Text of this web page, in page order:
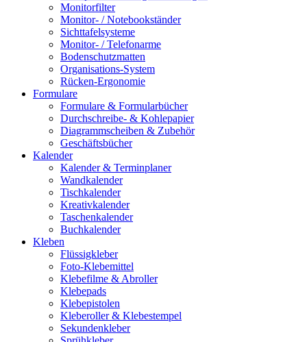
Monitorfilter
Monitor- / Notebookständer
Sichttafelsysteme
Monitor- / Telefonarme
Bodenschutzmatten
Organisations-System
Rücken-Ergonomie
Formulare
Formulare & Formularbücher
Durchschreibe- & Kohlepapier
Diagrammscheiben & Zubehör
Geschäftsbücher
Kalender
Kalender & Terminplaner
Wandkalender
Tischkalender
Kreativkalender
Taschenkalender
Buchkalender
Kleben
Flüssigkleber
Foto-Klebemittel
Klebefilme & Abroller
Klebepads
Klebepistolen
Kleberoller & Klebestempel
Sekundenkleber